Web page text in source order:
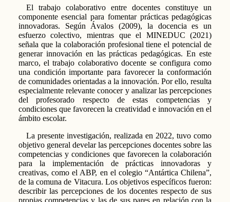
El trabajo colaborativo entre docentes constituye un
componente esencial para fomentar prácticas pedagógicas
innovadoras. Según Ávalos (2009), la docencia es un
esfuerzo colectivo, mientras que el MINEDUC (2021)
señala que la colaboración profesional tiene el potencial de
generar innovación en las prácticas pedagógicas. En este
marco, el trabajo colaborativo docente se configura como
una condición importante para favorecer la conformación
de comunidades orientadas a la innovación. Por ello, resulta
especialmente relevante conocer y analizar las percepciones
del profesorado respecto de estas competencias y
condiciones que favorecen la creatividad e innovación en el
ámbito escolar.
La presente investigación, realizada en 2022, tuvo como
objetivo general develar las percepciones docentes sobre las
competencias y condiciones que favorecen la colaboración
para la implementación de prácticas innovadoras y
creativas, como el ABP, en el colegio “Antártica Chilena”,
de la comuna de Vitacura. Los objetivos específicos fueron:
describir las percepciones de los docentes respecto de sus
propias competencias y las de sus pares en relación con la